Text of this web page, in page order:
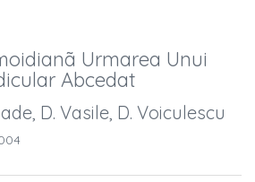
Urmarea Unui
Abcedat
D. Vasile, D. Voiculescu